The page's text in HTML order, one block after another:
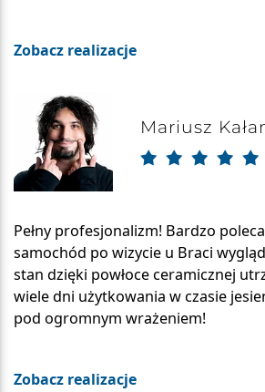
Zobacz realizacje
Mariusz
Pełny profesjonalizm! Bardzo
samochód po wizycie u Braci
stan dzięki powłoce ceramicznej
wiele dni użytkowania w czasie
pod ogromnym wrażeniem!
Zobacz realizacje